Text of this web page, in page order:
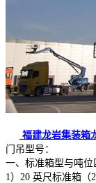
福建龙岩集装箱
门吊型号：
一、标准箱型与吨位
1）20 英尺标准箱（